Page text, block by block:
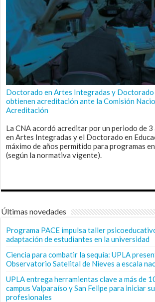
Doctorado en Artes Integradas y Doctorado
obtienen acreditación ante la Comisión
Acreditación
La CNA acordó acreditar por un periodo de
en Artes Integradas y el Doctorado en
máximo de años permitido para programas
(según la normativa vigente).
Últimas novedades
Programa PACE impulsa taller
adaptación de estudiantes en la universidad
Ciencia para combatir la sequía: UPLA
Observatorio Satelital de Nieves a escala
UPLA entrega herramientas clave a más de
campus Valparaíso y San Felipe para iniciar
profesionales